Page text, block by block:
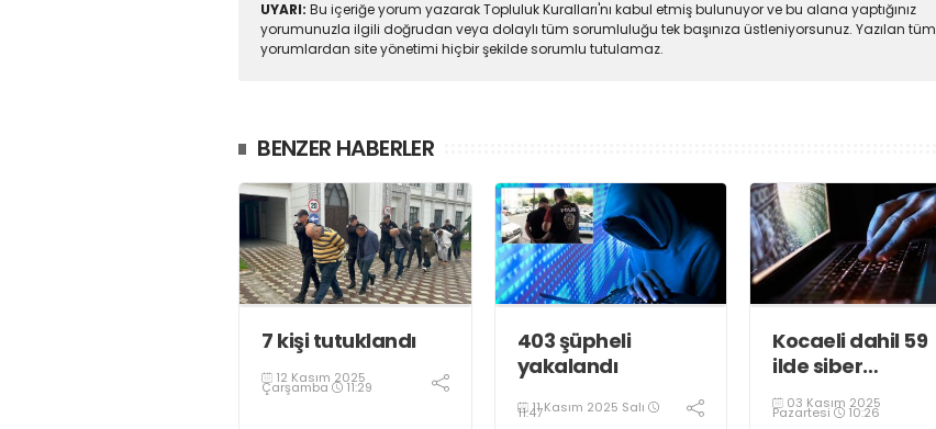
UYARI: Bu içeriğe yorum yazarak Topluluk Kuralları'nı kabul etmiş bulunuyor ve bu alana yaptığınız
yorumunuzla ilgili doğrudan veya dolaylı tüm sorumluluğu tek başınıza üstleniyorsunuz. Yazılan tüm
yorumlardan site yönetimi hiçbir şekilde sorumlu tutulamaz.
BENZER HABERLER
7 kişi tutuklandı
12 Kasım 2025
Çarşamba 11:29
403 şüpheli
yakalandı
11 Kasım 2025 Salı
11:47
Kocaeli dahil 59
ilde siber
dolandırıcılık
operasyonu
03 Kasım 2025
Pazartesi 10:26